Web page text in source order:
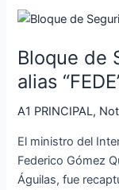
Bloque de
alias
A1 PRINCIPAL,
El ministro del
Federico Gómez
Águilas, fue
Bloque
Seguridad
recapturó
alias